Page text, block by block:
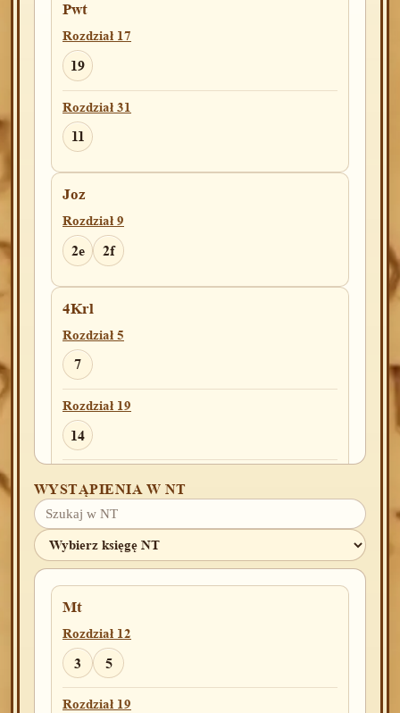
Pwt
Rozdział 17
19
Rozdział 31
11
Joz
Rozdział 9
2e 2f
4Krl
Rozdział 5
7
Rozdział 19
14
8 10
Rozdział 23
2Krn
Rozdział 34
18 24 30
WYSTĄPIENIA W NT
Mt
Rozdział 12
3 5
Rozdział 19